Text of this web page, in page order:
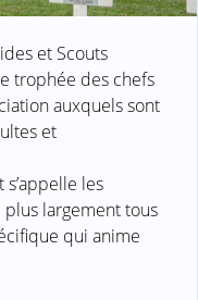
et Scouts
trophée des chefs
auxquels sont
et
les
plus largement tous
qui anime